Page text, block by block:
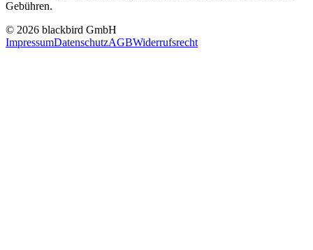
Gebühren.
© 2026 blackbird GmbH
ImpressumDatenschutzAGBWiderrufsrecht